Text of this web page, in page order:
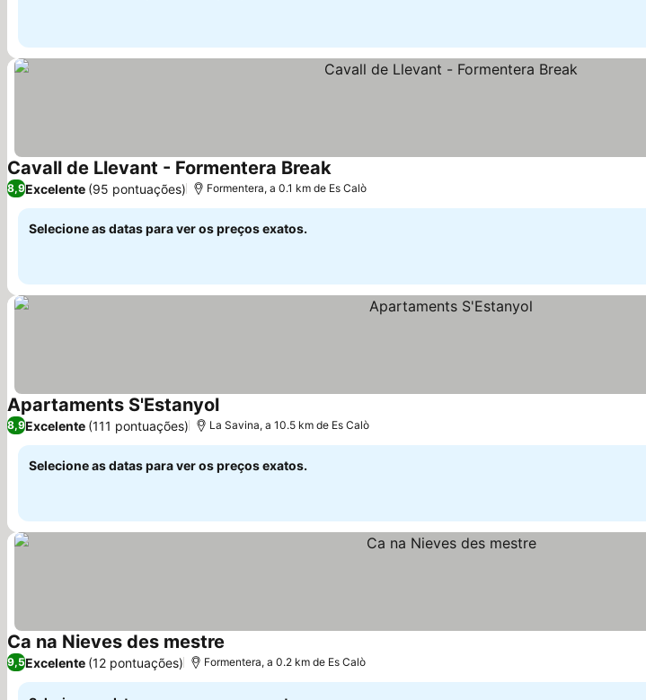
Cavall de Llevant - Formentera BreakVer preços
8,9Excelente (95 pontuações) Formentera, a 0.1 km de Es Calò
Selecione as datas para ver os preços exatos.
Apartaments S'EstanyolVer preços
8,9Excelente (111 pontuações) La Savina, a 10.5 km de Es Calò
Selecione as datas para ver os preços exatos.
Ca na Nieves des mestre
9,5Excelente (12 pontuações) Formentera, a 0.2 km de Es Calò